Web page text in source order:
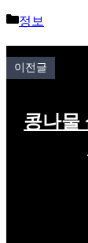
Categories
정보
이전글
콩나물